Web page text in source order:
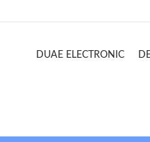
DUAE ELECTRONIC